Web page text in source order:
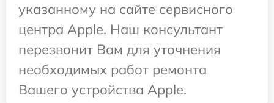
указанному на сайте сервисного
центра Apple. Наш консультант
перезвонит Вам для уточнения
необходимых работ ремонта
Вашего устройства Apple.